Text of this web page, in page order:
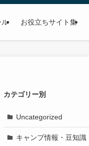
ル お役立ちサイト集
カテゴリー別
Uncategorized
キャンプ情報・豆知識